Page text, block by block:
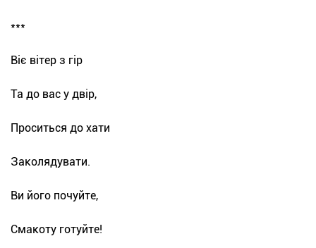
***
Віє вітер з гір
Та до вас у двір,
Проситься до хати
Заколядувати.
Ви його почуйте,
Смакоту готуйте!